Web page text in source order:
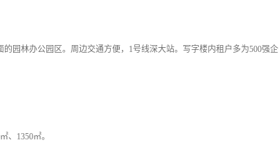
园林办公园区。周边交通方便，1号线深大站。写字楼内租户多为500强企
、1350㎡。